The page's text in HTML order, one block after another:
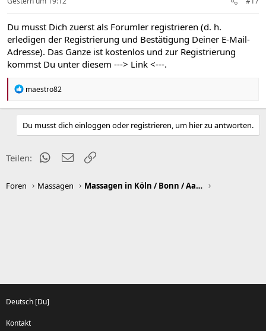
Du musst Dich zuerst als Forumler registrieren (d. h.
erledigen der Registrierung und Bestätigung Deiner E-Mail-
Adresse). Das Ganze ist kostenlos und zur Registrierung
kommst Du unter diesem ---> Link <---.
R
a
t
i
n
e
:
maestro82
Du musst dich einloggen oder registrieren, um hier zu antworten.
Teilen: WhatsApp
E-Mail
Foren Massagen Massagen in Köln / Bonn / Aachen
Deutsch [Du]
Kontakt